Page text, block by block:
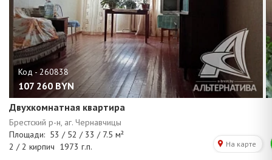
107 260 BYN
Двухкомнатная квартира